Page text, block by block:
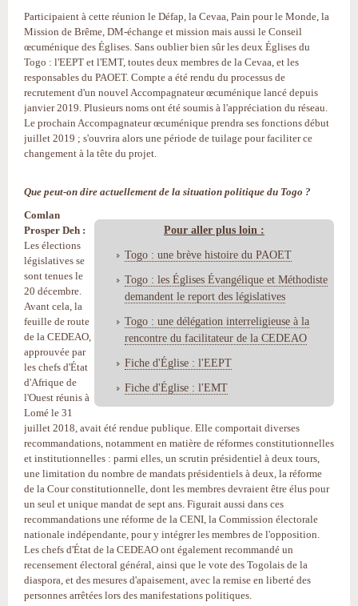
Participaient à cette réunion le Défap, la Cevaa, Pain pour le Monde, la
Mission de Brême, DM-échange et mission mais aussi le Conseil
œcuménique des Églises. Sans oublier bien sûr les deux Églises du
Togo : l'EEPT et l'EMT, toutes deux membres de la Cevaa, et les
responsables du PAOET. Compte a été rendu du processus de
recrutement d'un nouvel Accompagnateur œcuménique lancé depuis
janvier 2019. Plusieurs noms ont été soumis à l'appréciation du réseau.
Le prochain Accompagnateur œcuménique prendra ses fonctions début
juillet 2019 ; s'ouvrira alors une période de tuilage pour faciliter ce
changement à la tête du projet.
Que peut-on dire actuellement de la situation politique du Togo ?
Pour aller plus loin :
Togo : une brève histoire du PAOET
Togo : les Églises Évangélique et Méthodiste
demandent le report des législatives
Togo : une délégation interreligieuse à la
rencontre du facilitateur de la CEDEAO
Fiche d'Église : l'EEPT
Fiche d'Église : l'EMT
Comlan
Prosper Deh :
Les élections
législatives se
sont tenues le
20 décembre.
Avant cela, la
feuille de route
de la CEDEAO,
approuvée par
les chefs d'État
d'Afrique de
l'Ouest réunis à
Lomé le 31
juillet 2018, avait été rendue publique. Elle comportait diverses
recommandations, notamment en matière de réformes constitutionnelles
et institutionnelles : parmi elles, un scrutin présidentiel à deux tours,
une limitation du nombre de mandats présidentiels à deux, la réforme
de la Cour constitutionnelle, dont les membres devraient être élus pour
un seul et unique mandat de sept ans. Figurait aussi dans ces
recommandations une réforme de la CENI, la Commission électorale
nationale indépendante, pour y intégrer les membres de l'opposition.
Les chefs d'État de la CEDEAO ont également recommandé un
recensement électoral général, ainsi que le vote des Togolais de la
diaspora, et des mesures d'apaisement, avec la remise en liberté des
personnes arrêtées lors des manifestations politiques.